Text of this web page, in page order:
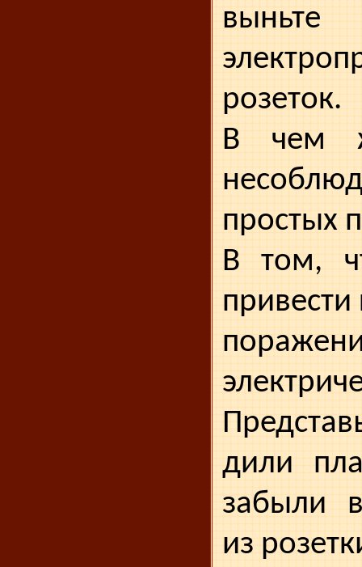
розеток.
В чем
простых
В том,
дили
забыли
из